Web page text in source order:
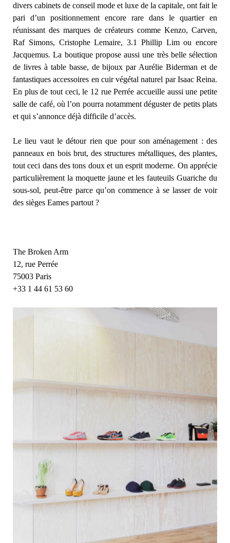
divers cabinets de conseil mode et luxe de la capitale, ont fait le
pari d’un positionnement encore rare dans le quartier en
réunissant des marques de créateurs comme Kenzo, Carven,
Raf Simons, Cristophe Lemaire, 3.1 Phillip Lim ou encore
Jacquemus. La boutique propose aussi une très belle sélection
de livres à table basse, de bijoux par Aurélie Biderman et de
fantastiques accessoires en cuir végétal naturel par Isaac Reina.
En plus de tout ceci, le 12 rue Perrée accueille aussi une petite
salle de café, où l’on pourra notamment déguster de petits plats
et qui s’annonce déjà difficile d’accès.
Le lieu vaut le détour rien que pour son aménagement : des
panneaux en bois brut, des structures métalliques, des plantes,
tout ceci dans des tons doux et un esprit moderne. On apprécie
particulièrement la moquette jaune et les fauteuils Guariche du
sous-sol, peut-être parce qu’on commence à se lasser de voir
des sièges Eames partout ?
The Broken Arm
12, rue Perrée
75003 Paris
+33 1 44 61 53 60